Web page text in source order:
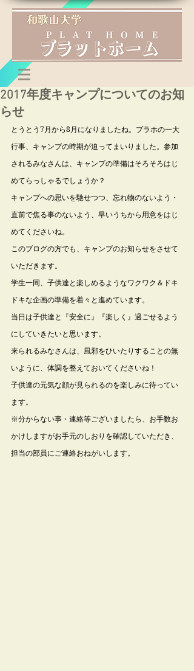
2017年度キャンプについてのお知
らせ
とうとう7月から8月になりましたね。プラホの一大
行事、キャンプの時期が迫ってまいりました。参加
されるみなさんは、キャンプの準備はそろそろはじ
めてらっしゃるでしょうか？
キャンプへの思いを馳せつつ、忘れ物のないよう・
直前で焦る事のないよう、早いうちから用意をはじ
めてくださいね。
このブログの方でも、キャンプのお知らせをさせて
いただきます。
学生一同、子供達と楽しめるようなワクワク＆ドキ
ドキな企画の準備を着々と進めています。
当日は子供達と『安全に』『楽しく』過ごせるよう
にしていきたいと思います。
来られるみなさんは、風邪をひいたりすることの無
いように、体調を整えておいてくださいね！
子供達の元気な顔が見られるのを楽しみに待ってい
ます。
※分からない事・連絡等ございましたら、お手数お
かけしますがお手元のしおりを確認していただき、
担当の部員にご連絡おねがいします。